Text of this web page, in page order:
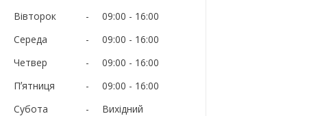
Вівторок
09:00
16:00
Середа
09:00
16:00
Четвер
09:00
16:00
Пʼятниця
09:00
16:00
Субота
Вихідний